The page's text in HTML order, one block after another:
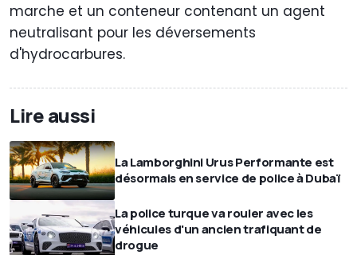
marche et un conteneur contenant un agent
neutralisant pour les déversements
d'hydrocarbures.
Lire aussi
La Lamborghini Urus Performante est
désormais en service de police à Dubaï
La police turque va rouler avec les
véhicules d'un ancien trafiquant de
drogue